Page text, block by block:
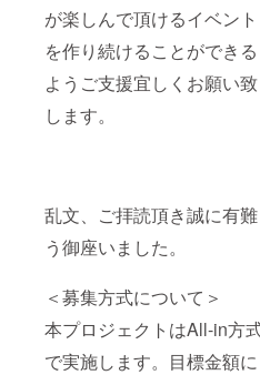
が楽しんで頂けるイベント
を作り続けることができる
ようご支援宜しくお願い致
します。
乱文、ご拝読頂き誠に有難
う御座いました。
＜募集方式について＞
本プロジェクトはAll-in方
で実施します。目標金額に